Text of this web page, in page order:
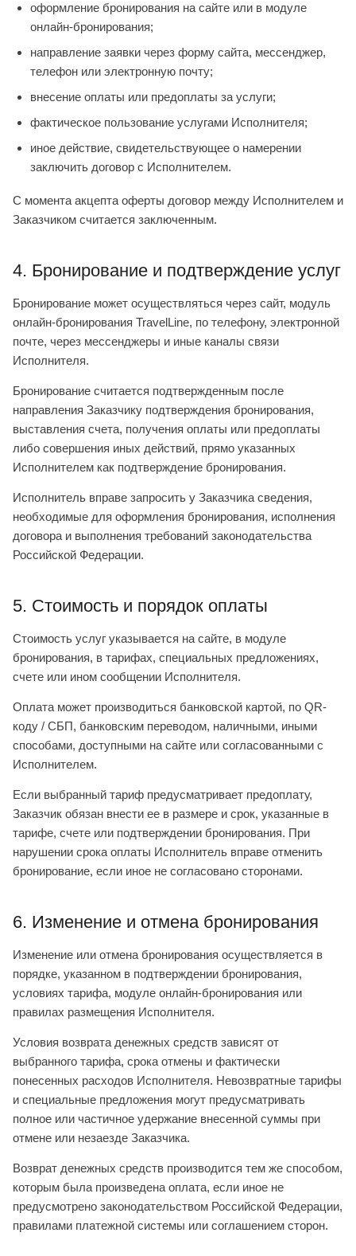
оформление бронирования на сайте или в модуле
онлайн-бронирования;
направление заявки через форму сайта, мессенджер,
телефон или электронную почту;
внесение оплаты или предоплаты за услуги;
фактическое пользование услугами Исполнителя;
иное действие, свидетельствующее о намерении
заключить договор с Исполнителем.
С момента акцепта оферты договор между Исполнителем и
Заказчиком считается заключенным.
4. Бронирование и подтверждение услуг
Бронирование может осуществляться через сайт, модуль
онлайн-бронирования TravelLine, по телефону, электронной
почте, через мессенджеры и иные каналы связи
Исполнителя.
Бронирование считается подтвержденным после
направления Заказчику подтверждения бронирования,
выставления счета, получения оплаты или предоплаты
либо совершения иных действий, прямо указанных
Исполнителем как подтверждение бронирования.
Исполнитель вправе запросить у Заказчика сведения,
необходимые для оформления бронирования, исполнения
договора и выполнения требований законодательства
Российской Федерации.
5. Стоимость и порядок оплаты
Стоимость услуг указывается на сайте, в модуле
бронирования, в тарифах, специальных предложениях,
счете или ином сообщении Исполнителя.
Оплата может производиться банковской картой, по QR-
коду / СБП, банковским переводом, наличными, иными
способами, доступными на сайте или согласованными с
Исполнителем.
Если выбранный тариф предусматривает предоплату,
Заказчик обязан внести ее в размере и срок, указанные в
тарифе, счете или подтверждении бронирования. При
нарушении срока оплаты Исполнитель вправе отменить
бронирование, если иное не согласовано сторонами.
6. Изменение и отмена бронирования
Изменение или отмена бронирования осуществляется в
порядке, указанном в подтверждении бронирования,
условиях тарифа, модуле онлайн-бронирования или
правилах размещения Исполнителя.
Условия возврата денежных средств зависят от
выбранного тарифа, срока отмены и фактически
понесенных расходов Исполнителя. Невозвратные тарифы
и специальные предложения могут предусматривать
полное или частичное удержание внесенной суммы при
отмене или незаезде Заказчика.
Возврат денежных средств производится тем же способом,
которым была произведена оплата, если иное не
предусмотрено законодательством Российской Федерации,
правилами платежной системы или соглашением сторон.